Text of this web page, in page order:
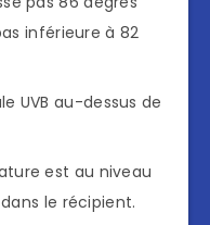
inférieure à 82
UVB au-dessus de
est au niveau
le récipient.